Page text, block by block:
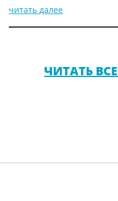
читать далее
ЧИТАТЬ